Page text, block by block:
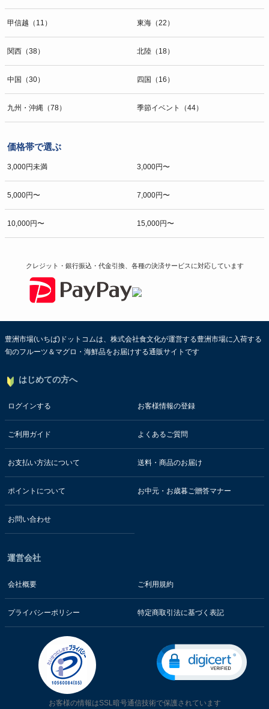
甲信越（11） 東海（22）
関西（38） 北陸（18）
中国（30） 四国（16）
九州・沖縄（78） 季節イベント（44）
価格帯で選ぶ
3,000円未満 3,000円〜
5,000円〜 7,000円〜
10,000円〜 15,000円〜
クレジット・銀行振込・代金引換、各種の決済サービスに対応しています
豊洲市場(いちば)ドットコムは、株式会社食文化が運営する豊洲市場に入荷する
旬のフルーツ＆マグロ・海鮮品をお届けする通販サイトです
はじめての方へ
ログインする お客様情報の登録
ご利用ガイド よくあるご質問
お支払い方法について 送料・商品のお届け
ポイントについて お中元・お歳暮ご贈答マナー
お問い合わせ
運営会社
会社概要 ご利用規約
プライバシーポリシー 特定商取引法に基づく表記
お客様の情報はSSL暗号通信技術で保護されています